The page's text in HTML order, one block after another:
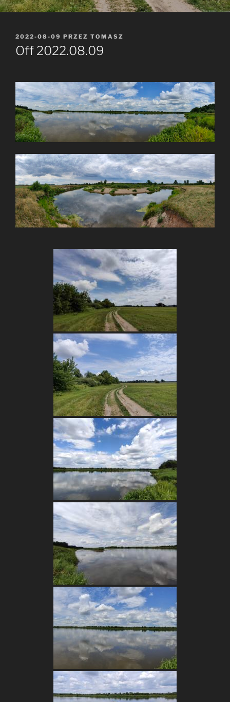
OPUBLIKOWANE
W
2022-08-09 PRZEZ TOMASZ
Off 2022.08.09